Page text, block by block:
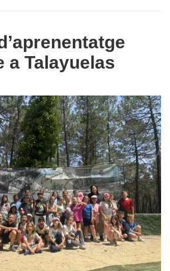
a Talayuelas